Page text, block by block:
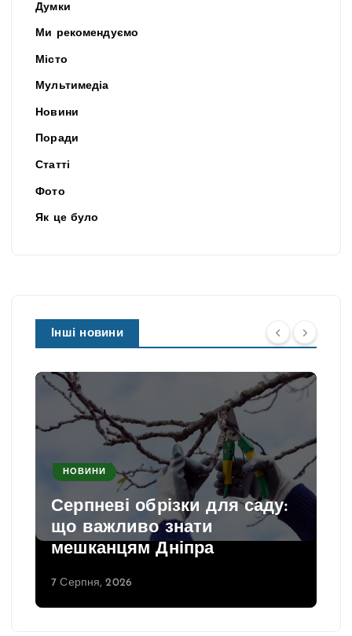
Думки
Ми рекомендуємо
Місто
Мультимедіа
Новини
Поради
Статті
Фото
Як це було
Інші новини
НОВИНИ
Серпневі обрізки для саду:
що важливо знати
мешканцям Дніпра
7 Серпня, 2026